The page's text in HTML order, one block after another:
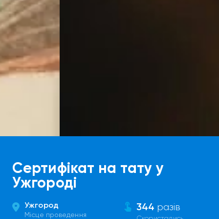
Сертифікат на тату у
Ужгороді
Ужгород
Місце проведення
344 разів